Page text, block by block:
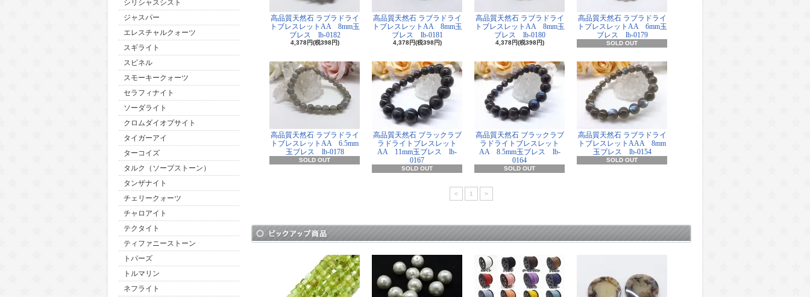
シリシャスシスト
ジャスパー
エレスチャルクォーツ
スギライト
スピネル
スモーキークォーツ
セラフィナイト
ソーダライト
クロムダイオプサイト
タイガーアイ
ターコイズ
タルク（ソープストーン）
タンザナイト
チェリークォーツ
チャロアイト
テクタイト
ティファニーストーン
トパーズ
トルマリン
ネフライト
高品質天然石 ラブラドライ
トブレスレットAA 8mm玉
ブレス lb-0182
4,378円(税398円)
高品質天然石 ラブラドライ
トブレスレットAA 8mm玉
ブレス lb-0181
4,378円(税398円)
高品質天然石 ラブラドライ
トブレスレットAA 8mm玉
ブレス lb-0180
4,378円(税398円)
高品質天然石 ラブラドライ
トブレスレットAA 6mm玉
ブレス lb-0179
SOLD OUT
高品質天然石 ラブラドライ
トブレスレットAA 6.5mm
玉ブレス lb-0178
SOLD OUT
高品質天然石 ブラックラブ
ラドライトブレスレット
AA 11mm玉ブレス lb-
0167
SOLD OUT
高品質天然石 ブラックラブ
ラドライトブレスレット
AA 8.5mm玉ブレス lb-
0164
SOLD OUT
高品質天然石 ラブラドライ
トブレスレットAAA 8mm
玉ブレス lb-0154
SOLD OUT
< 1 >